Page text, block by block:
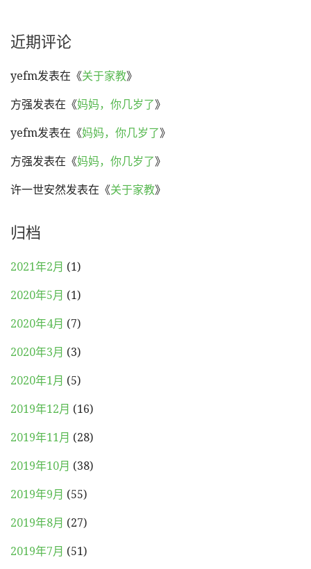
近期评论
yefm发表在《关于家教》
方强发表在《妈妈，你几岁了》
yefm发表在《妈妈，你几岁了》
方强发表在《妈妈，你几岁了》
许一世安然发表在《关于家教》
归档
2021年2月 (1)
2020年5月 (1)
2020年4月 (7)
2020年3月 (3)
2020年1月 (5)
2019年12月 (16)
2019年11月 (28)
2019年10月 (38)
2019年9月 (55)
2019年8月 (27)
2019年7月 (51)